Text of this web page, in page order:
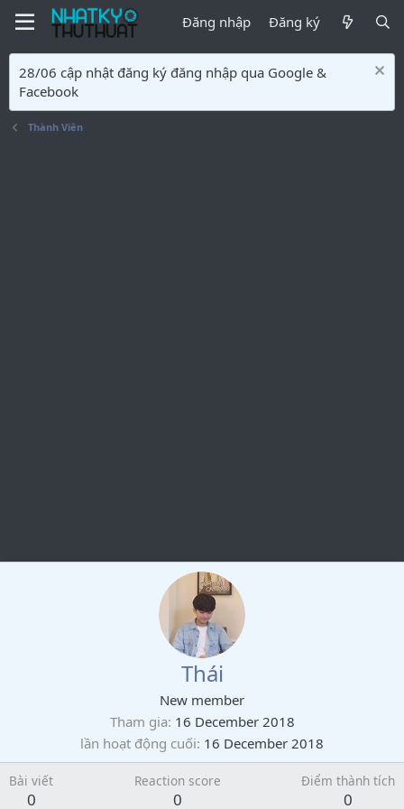
Đăng nhập Đăng ký
28/06 cập nhật đăng ký đăng nhập qua Google &
Facebook
Thành Viên
Thái
New member
Tham gia 16 December 2018
lần hoạt động cuối 16 December 2018
Bài viết
0
Reaction score
0
Điểm thành tích
0